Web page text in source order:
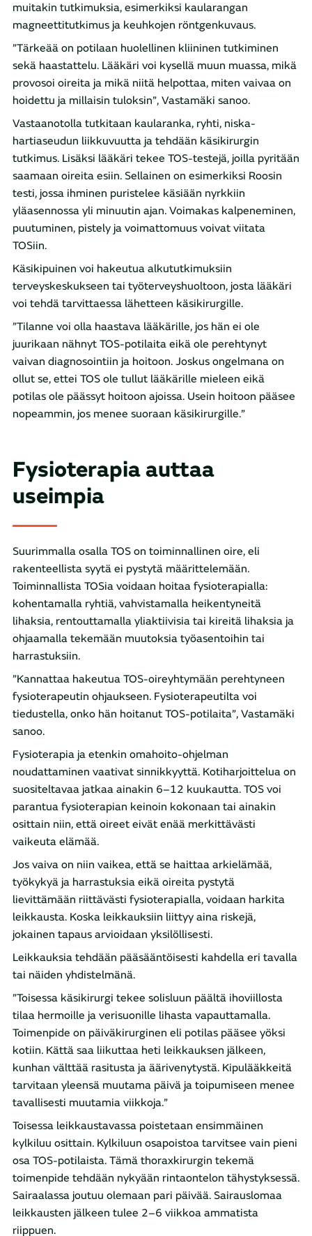
muitakin tutkimuksia, esimerkiksi kaularangan
magneettitutkimus ja keuhkojen röntgenkuvaus.
”Tärkeää on potilaan huolellinen kliininen tutkiminen
sekä haastattelu. Lääkäri voi kysellä muun muassa, mikä
provosoi oireita ja mikä niitä helpottaa, miten vaivaa on
hoidettu ja millaisin tuloksin”, Vastamäki sanoo.
Vastaanotolla tutkitaan kaularanka, ryhti, niska-
hartiaseudun liikkuvuutta ja tehdään käsikirurgin
tutkimus. Lisäksi lääkäri tekee TOS-testejä, joilla pyritään
saamaan oireita esiin. Sellainen on esimerkiksi Roosin
testi, jossa ihminen puristelee käsiään nyrkkiin
yläasennossa yli minuutin ajan. Voimakas kalpeneminen,
puutuminen, pistely ja voimattomuus voivat viitata
TOSiin.
Käsikipuinen voi hakeutua alkututkimuksiin
terveyskeskukseen tai työterveyshuoltoon, josta lääkäri
voi tehdä tarvittaessa lähetteen käsikirurgille.
”Tilanne voi olla haastava lääkärille, jos hän ei ole
juurikaan nähnyt TOS-potilaita eikä ole perehtynyt
vaivan diagnosointiin ja hoitoon. Joskus ongelmana on
ollut se, ettei TOS ole tullut lääkärille mieleen eikä
potilas ole päässyt hoitoon ajoissa. Usein hoitoon pääsee
nopeammin, jos menee suoraan käsikirurgille.”
Fysioterapia auttaa
useimpia
Suurimmalla osalla TOS on toiminnallinen oire, eli
rakenteellista syytä ei pystytä määrittelemään.
Toiminnallista TOSia voidaan hoitaa fysioterapialla:
kohentamalla ryhtiä, vahvistamalla heikentyneitä
lihaksia, rentouttamalla yliaktiivisia tai kireitä lihaksia ja
ohjaamalla tekemään muutoksia työasentoihin tai
harrastuksiin.
”Kannattaa hakeutua TOS-oireyhtymään perehtyneen
fysioterapeutin ohjaukseen. Fysioterapeutilta voi
tiedustella, onko hän hoitanut TOS-potilaita”, Vastamäki
sanoo.
Fysioterapia ja etenkin omahoito-ohjelman
noudattaminen vaativat sinnikkyyttä. Kotiharjoittelua on
suositeltavaa jatkaa ainakin 6–12 kuukautta. TOS voi
parantua fysioterapian keinoin kokonaan tai ainakin
osittain niin, että oireet eivät enää merkittävästi
vaikeuta elämää.
Jos vaiva on niin vaikea, että se haittaa arkielämää,
työkykyä ja harrastuksia eikä oireita pystytä
lievittämään riittävästi fysioterapialla, voidaan harkita
leikkausta. Koska leikkauksiin liittyy aina riskejä,
jokainen tapaus arvioidaan yksilöllisesti.
Leikkauksia tehdään pääsääntöisesti kahdella eri tavalla
tai näiden yhdistelmänä.
”Toisessa käsikirurgi tekee solisluun päältä ihoviillosta
tilaa hermoille ja verisuonille lihasta vapauttamalla.
Toimenpide on päiväkirurginen eli potilas pääsee yöksi
kotiin. Kättä saa liikuttaa heti leikkauksen jälkeen,
kunhan välttää rasitusta ja äärivenytystä. Kipulääkkeitä
tarvitaan yleensä muutama päivä ja toipumiseen menee
tavallisesti muutamia viikkoja.”
Toisessa leikkaustavassa poistetaan ensimmäinen
kylkiluu osittain. Kylkiluun osapoistoa tarvitsee vain pieni
osa TOS-potilaista. Tämä thoraxkirurgin tekemä
toimenpide tehdään nykyään rintaontelon tähystyksessä.
Sairaalassa joutuu olemaan pari päivää. Sairauslomaa
leikkausten jälkeen tulee 2–6 viikkoa ammatista
riippuen.